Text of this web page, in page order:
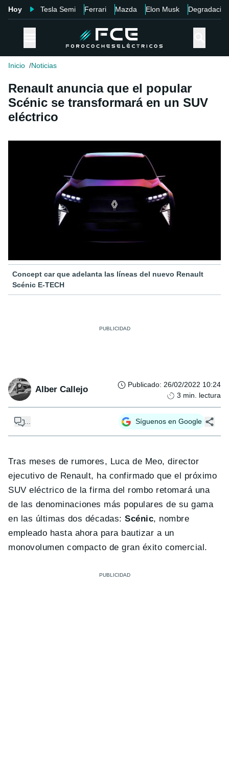
Hoy Tesla Semi Ferrari Mazda Elon Musk Degradación
Inicio Noticias
Renault anuncia que el popular
Scénic se transformará en un SUV
eléctrico
Concept car que adelanta las líneas del nuevo Renault
Scénic E-TECH
Alber Callejo Publicado: 26/02/2022 10:24
3 min. lectura
... Síguenos en Google
Tras meses de rumores, Luca de Meo, director
ejecutivo de Renault, ha confirmado que el próximo
SUV eléctrico de la firma del rombo retomará una
de las denominaciones más populares de su gama
en las últimas dos décadas:Scénic, nombre
empleado hasta ahora para bautizar a un
monovolumen compacto de gran éxito comercial.